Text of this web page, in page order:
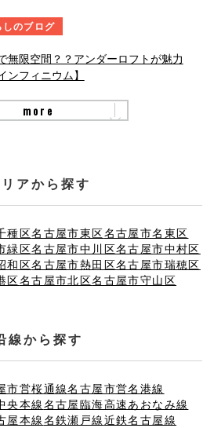
しのブログ
無限空間？？アンダーロフトが魅力
ンフィニウム】
more
アから探す
種区名古屋市東区名古屋市名東区
緑区名古屋市中川区名古屋市中村区
和区名古屋市熱田区名古屋市瑞穂区
区名古屋市北区名古屋市守山区
線から探す
市営桜通線名古屋市営名港線
央本線名古屋臨海高速あおなみ線
屋本線名鉄瀬戸線近鉄名古屋線